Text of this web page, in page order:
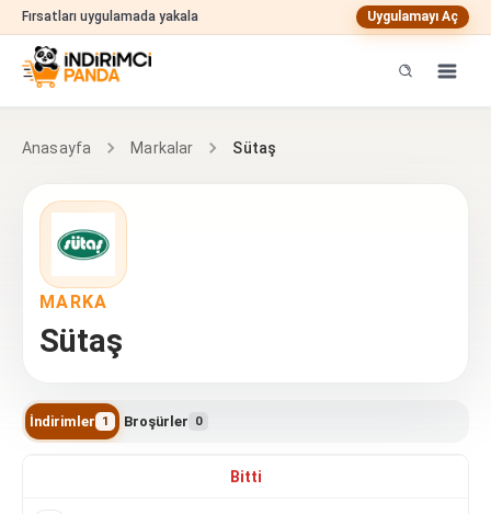
Fırsatları uygulamada yakala Uygulamayı Aç
Anasayfa Markalar Sütaş
MARKA
Sütaş
İndirimler 1 Broşürler 0
Bitti